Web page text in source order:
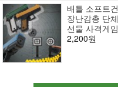
배틀 소프트건
장난감총 단체
선물 사격게임
2,200원